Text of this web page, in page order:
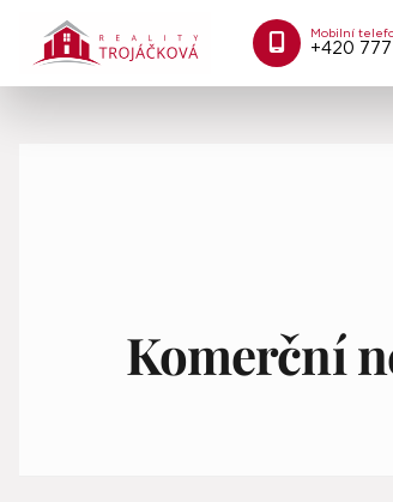
Mobilní
+420 777
Komerční